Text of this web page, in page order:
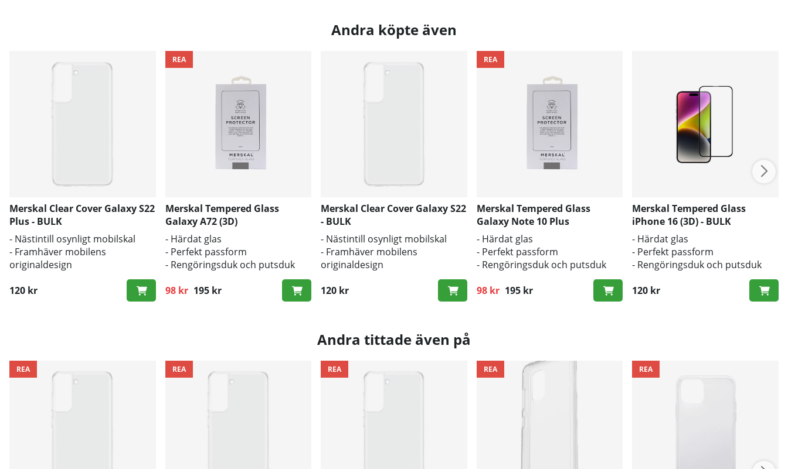
Andra köpte även
Merskal Clear Cover Galaxy S22
Plus - BULK
- Nästintill osynligt mobilskal
- Framhäver mobilens
originaldesign
- Bra skydd mot smuts och repor
120 kr
REA
Merskal Tempered Glass
Galaxy A72 (3D)
- Härdat glas
- Perfekt passform
- Rengöringsduk och putsduk
98 kr 195 kr
Ordinarie pris:
Merskal Clear Cover Galaxy S22
- BULK
- Nästintill osynligt mobilskal
- Framhäver mobilens
originaldesign
- Bra skydd mot smuts och repor
120 kr
REA
Merskal Tempered Glass
Galaxy Note 10 Plus
- Härdat glas
- Perfekt passform
- Rengöringsduk och putsduk
98 kr 195 kr
Ordinarie pris:
Merskal Tempered Glass
iPhone 16 (3D) - BULK
- Härdat glas
- Perfekt passform
- Rengöringsduk och putsduk
120 kr
Andra tittade även på
REA REA REA REA REA